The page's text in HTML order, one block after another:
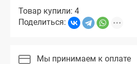
Товар купили: 4
Поделиться:
Мы принимаем к оплате